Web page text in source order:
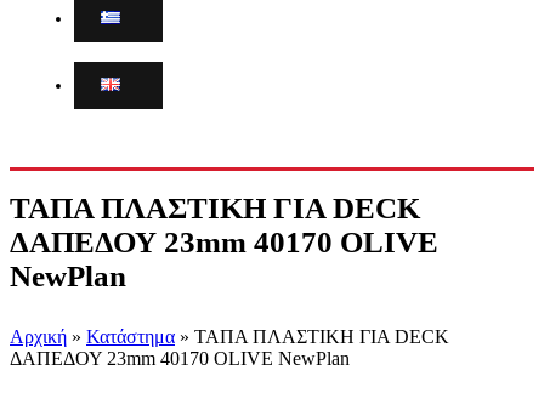
ΤΑΠΑ ΠΛΑΣΤΙΚΗ ΓΙΑ DECK
ΔΑΠΕΔΟΥ 23mm 40170 OLIVE
NewPlan
Αρχική » Κατάστημα » ΤΑΠΑ ΠΛΑΣΤΙΚΗ ΓΙΑ DECK
ΔΑΠΕΔΟΥ 23mm 40170 OLIVE NewPlan